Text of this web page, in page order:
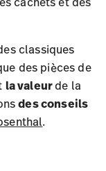
classiques
des pièces de
la valeurde la
des conseils
.